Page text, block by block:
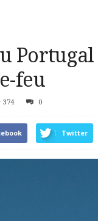
feu
374 0
Twitter